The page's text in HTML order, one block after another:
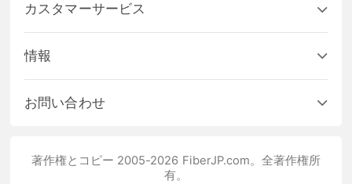
カスタマーサービス
情報
お問い合わせ
著作権とコピー 2005-2026 FiberJP.com。全著作権所
有。